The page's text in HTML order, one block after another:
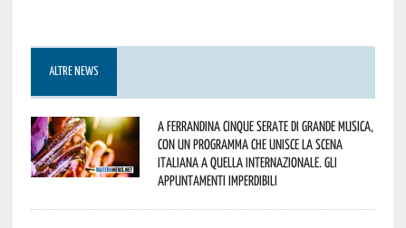
ALTRE NEWS
A Ferrandina cinque serate di grande musica,
con un programma che unisce la scena
italiana a quella internazionale. Gli
appuntamenti imperdibili